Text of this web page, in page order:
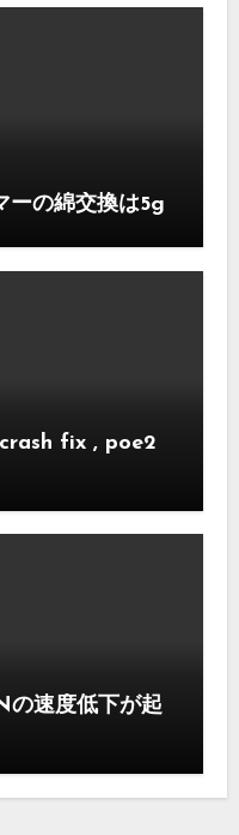
ーの綿交換は5g
fix , poe2
の速度低下が起